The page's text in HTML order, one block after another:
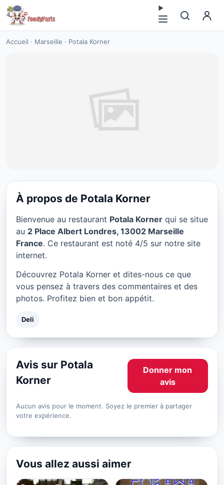
Accueil · Marseille · Potala Korner
Potala Korner à Marseille
★ 4/5
À propos de Potala Korner
Bienvenue au restaurant Potala Korner qui se situe
au 2 Place Albert Londres, 13002 Marseille
France. Ce restaurant est noté 4/5 sur notre site
internet.
Découvrez Potala Korner et dites-nous ce que
vous pensez à travers des commentaires et des
photos. Profitez bien et bon appétit.
Deli
Avis sur Potala
Korner
Donner mon
avis
Aucun avis pour le moment. Soyez le premier à partager
votre expérience.
Vous allez aussi aimer